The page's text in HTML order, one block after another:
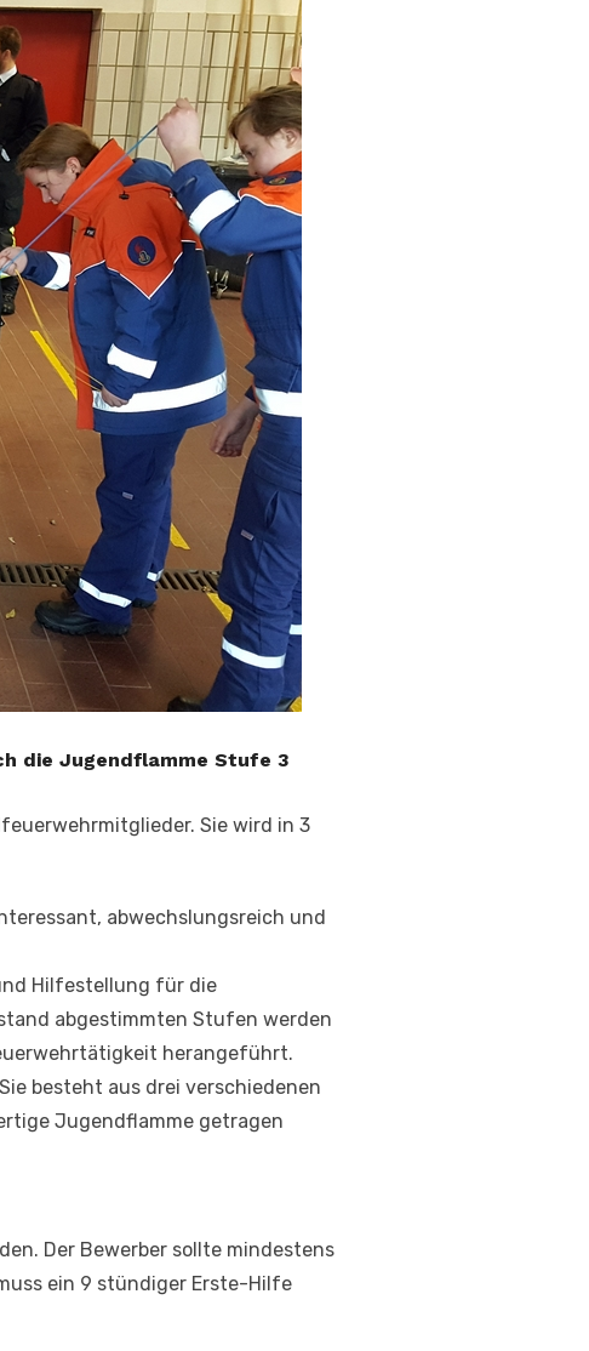
die Jugendflamme Stufe 3
Sie wird in 3
abwechslungsreich und
Hilfestellung für die
abgestimmten Stufen werden
herangeführt.
besteht aus drei verschiedenen
Jugendflamme getragen
Der Bewerber sollte mindestens
ein 9 stündiger Erste-Hilfe